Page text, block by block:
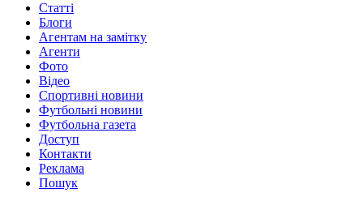
Статті
Блоги
Агентам на замітку
Агенти
Фото
Відео
Спортивні новини
Футбольні новини
Футбольна газета
Доступ
Контакти
Реклама
Пошук